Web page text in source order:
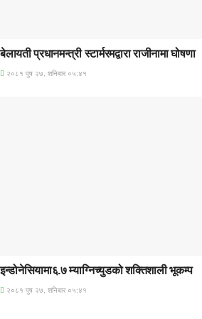
बेलायती प्रधानमन्त्री स्टार्मरमद्वारा राजीनामा घोषणा
२०८१ पुष २७, शनिबार ०५:४१
इन्डोनेसियामा६.७ म्याग्निच्युडको शक्तिशाली भूकम्प
२०८१ पुष २७, शनिबार ०५:४१